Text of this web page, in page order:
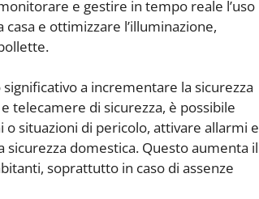
e gestire in tempo reale l’uso
e ottimizzare l’illuminazione,
a incrementare la sicurezza
telecamere di sicurezza, è possibile
situazioni di pericolo, attivare allarmi e
domestica. Questo aumenta il
soprattutto in caso di assenze